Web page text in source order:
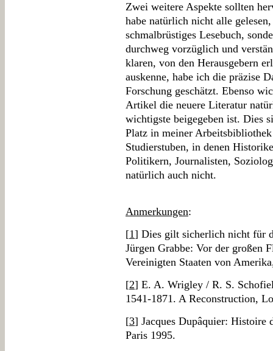
Zwei weitere Aspekte sollten
habe natürlich nicht alle
schmalbrüstiges Lesebuch,
durchweg vorzüglich und
klaren, von den Herausgebern
auskenne, habe ich die präzise
Forschung geschätzt. Ebenso
Artikel die neuere Literatur
wichtigste beigegeben ist. Dies
Platz in meiner
Studierstuben, in denen
Politikern, Journalisten,
natürlich auch nicht.
Anmerkungen:
[1] Dies gilt sicherlich nicht für
Jürgen Grabbe: Vor der großen
Vereinigten Staaten von
[2] E. A. Wrigley / R. S.
1541-1871. A Reconstruction,
[3] Jacques Dupâquier: Histoire
Paris 1995.